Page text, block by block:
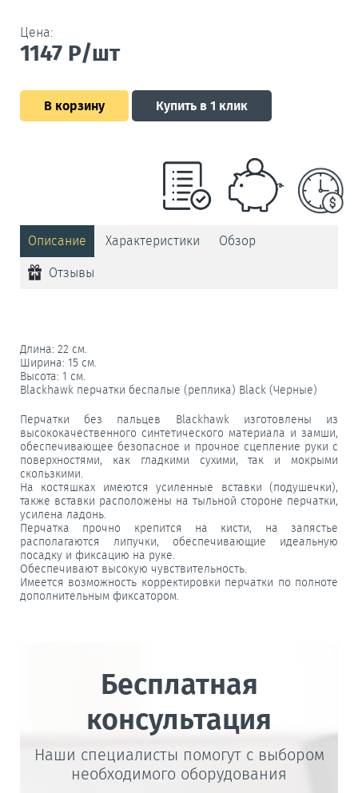
Цена:
1147 Р/шт
В корзину Купить в 1 клик
Описание Характеристики Обзор
Отзывы
Длина: 22 см.
Ширина: 15 см.
Высота: 1 см.
Blackhawk перчатки беспалые (реплика) Black (Черные)
Перчатки без пальцев Blackhawk изготовлены из
высококачественного синтетического материала и замши,
обеспечивающее безопасное и прочное сцепление руки с
поверхностями, как гладкими сухими, так и мокрыми
скользкими.
На костяшках имеются усиленные вставки (подушечки),
также вставки расположены на тыльной стороне перчатки,
усилена ладонь.
Перчатка прочно крепится на кисти, на запястье
располагаются липучки, обеспечивающие идеальную
посадку и фиксацию на руке.
Обеспечивают высокую чувствительность.
Имеется возможность корректировки перчатки по полноте
дополнительным фиксатором.
Бесплатная
консультация
Наши специалисты помогут с выбором
необходимого оборудования